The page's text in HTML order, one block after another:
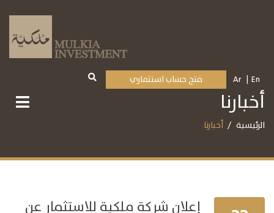
En
Ar فتح حساب استثماري
أخبارنا
الرئيسية أخبارنا
إعلان شركة ملكية للاستثمار عن